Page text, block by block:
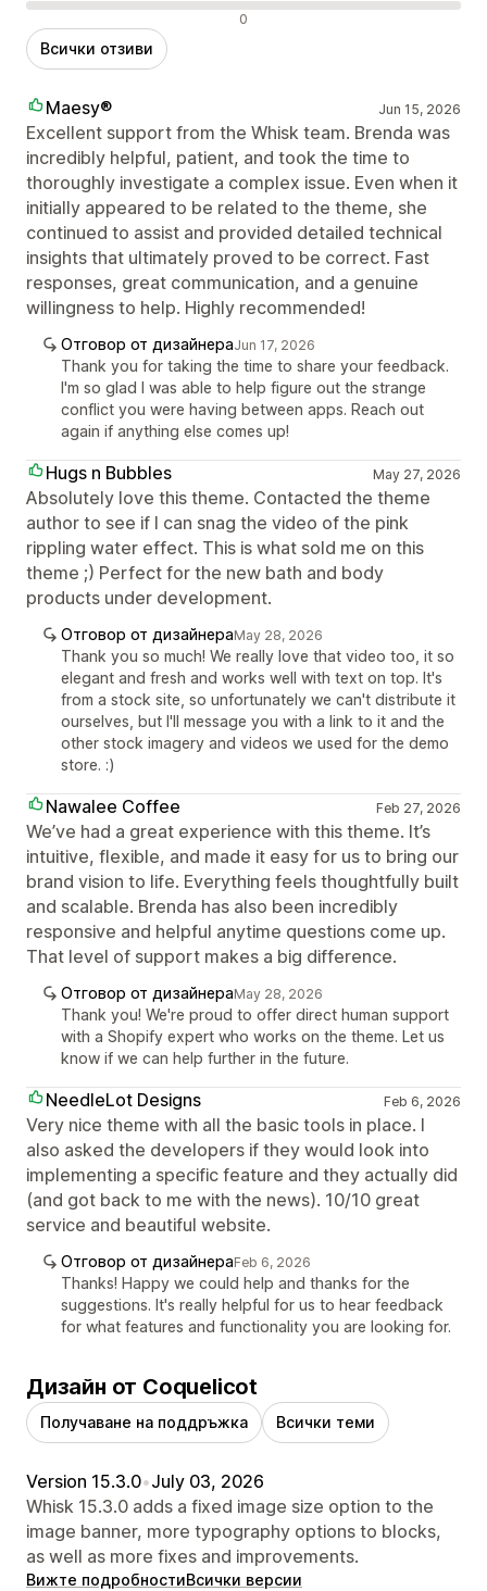
Отрицателни отзиви 0
Всички отзиви
Maesy® Jun 15, 2026
Excellent support from the Whisk team. Brenda was
incredibly helpful, patient, and took the time to
thoroughly investigate a complex issue. Even when it
initially appeared to be related to the theme, she
continued to assist and provided detailed technical
insights that ultimately proved to be correct. Fast
responses, great communication, and a genuine
willingness to help. Highly recommended!
Отговор от дизайнераJun 17, 2026
Thank you for taking the time to share your feedback.
I'm so glad I was able to help figure out the strange
conflict you were having between apps. Reach out
again if anything else comes up!
Hugs n Bubbles May 27, 2026
Absolutely love this theme. Contacted the theme
author to see if I can snag the video of the pink
rippling water effect. This is what sold me on this
theme ;) Perfect for the new bath and body
products under development.
Отговор от дизайнераMay 28, 2026
Thank you so much! We really love that video too, it so
elegant and fresh and works well with text on top. It's
from a stock site, so unfortunately we can't distribute it
ourselves, but I'll message you with a link to it and the
other stock imagery and videos we used for the demo
store. :)
Nawalee Coffee Feb 27, 2026
We’ve had a great experience with this theme. It’s
intuitive, flexible, and made it easy for us to bring our
brand vision to life. Everything feels thoughtfully built
and scalable. Brenda has also been incredibly
responsive and helpful anytime questions come up.
That level of support makes a big difference.
Отговор от дизайнераMay 28, 2026
Thank you! We're proud to offer direct human support
with a Shopify expert who works on the theme. Let us
know if we can help further in the future.
NeedleLot Designs Feb 6, 2026
Very nice theme with all the basic tools in place. I
also asked the developers if they would look into
implementing a specific feature and they actually did
(and got back to me with the news). 10/10 great
service and beautiful website.
Отговор от дизайнераFeb 6, 2026
Thanks! Happy we could help and thanks for the
suggestions. It's really helpful for us to hear feedback
for what features and functionality you are looking for.
Дизайн от Coquelicot
Получаване на поддръжка Всички теми
Version 15.3.0•July 03, 2026
Whisk 15.3.0 adds a fixed image size option to the
image banner, more typography options to blocks,
as well as more fixes and improvements.
Вижте подробностиВсички версии